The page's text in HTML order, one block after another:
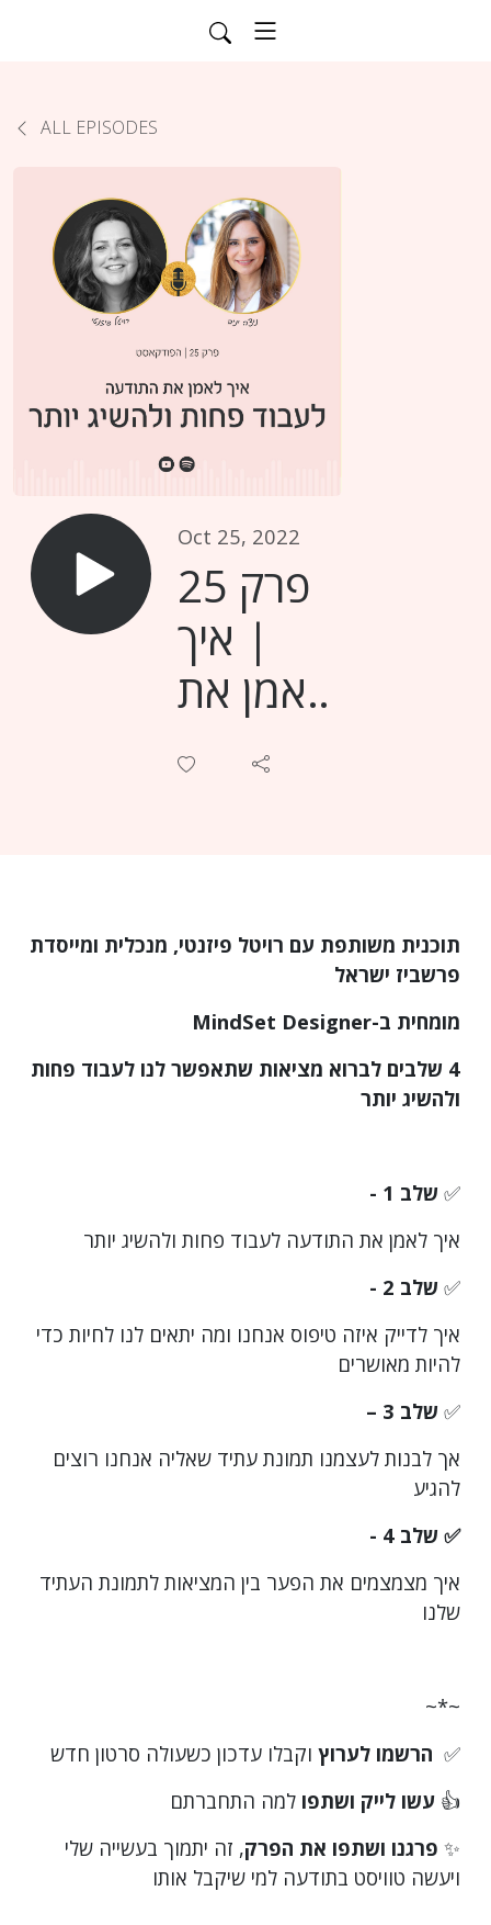
ALL EPISODES
Oct 25, 2022
פרק 25
| איך
לאמן את
התודעה
יותר עם
רויטל
פיזנטי
תוכנית משותפת עם רויטל פיזנטי, מנכלית ומייסדת
פרשביז ישראל
מומחית ב-MindSet Designer
4 שלבים לברוא מציאות שתאפשר לנו לעבוד פחות
ולהשיג יותר
✅ שלב 1 -
איך לאמן את התודעה לעבוד פחות ולהשיג יותר
✅ שלב 2 -
איך לדייק איזה טיפוס אנחנו ומה יתאים לנו לחיות כדי
להיות מאושרים
✅ שלב 3 –
אך לבנות לעצמנו תמונת עתיד שאליה אנחנו רוצים
להגיע
✅ שלב 4 -
איך מצמצמים את הפער בין המציאות לתמונת העתיד
שלנו
~*~
✅ הרשמו לערוץ וקבלו עדכון כשעולה סרטון חדש
👍 עשו לייק ושתפו למה התחברתם
✨ פרגנו ושתפו את הפרק, זה יתמוך בעשייה שלי
ויעשה טוויסט בתודעה למי שיקבל אותו